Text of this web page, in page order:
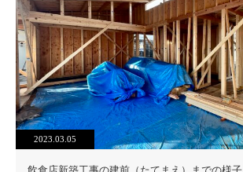
2023.03.05